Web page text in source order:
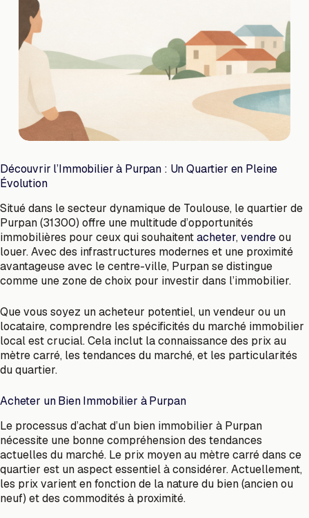
Découvrir l’Immobilier à Purpan : Un Quartier en Pleine
Évolution
Situé dans le secteur dynamique de Toulouse, le quartier de
Purpan (31300) offre une multitude d’opportunités
immobilières pour ceux qui souhaitentacheter,vendreou
louer. Avec des infrastructures modernes et une proximité
avantageuse avec le centre-ville, Purpan se distingue
comme une zone de choix pour investir dans l’immobilier.
Que vous soyez un acheteur potentiel, un vendeur ou un
locataire, comprendre les spécificités du marché immobilier
local est crucial. Cela inclut la connaissance des prix au
mètre carré, les tendances du marché, et les particularités
du quartier.
Acheter un Bien Immobilier à Purpan
Le processus d’achat d’un bien immobilier à Purpan
nécessite une bonne compréhension des tendances
actuelles du marché. Le prix moyen au mètre carré dans ce
quartier est un aspect essentiel à considérer. Actuellement,
les prix varient en fonction de la nature du bien (ancien ou
neuf) et des commodités à proximité.